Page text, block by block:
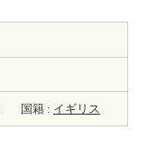
国籍 : イギリス